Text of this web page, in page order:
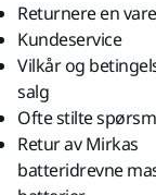
Returnere en vare
Kundeservice
Vilkår og
salg
Ofte stilte
Retur av Mirkas
batteridrevne